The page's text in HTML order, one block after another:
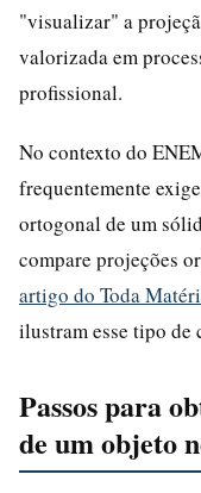
"visualizar" a
valorizada em
profissional.
No contexto do
frequentemente
ortogonal de um
compare projeções
artigo do Toda
ilustram esse tipo de
Passos para
de um objeto